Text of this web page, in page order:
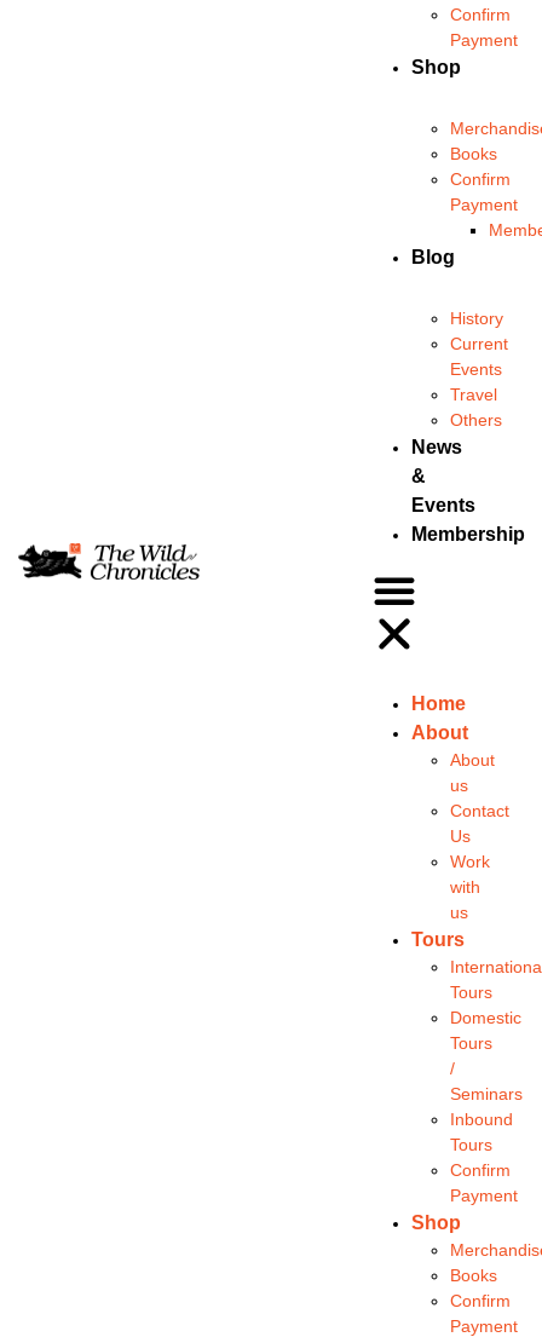
Confirm
Payment
Shop
Books
Confirm
Payment
Blog
History
Current
Events
Travel
Others
News
&
Events
Membership
Home
About
About
us
Contact
Us
Work
with
us
Tours
Tours
Domestic
Tours
/
Seminars
Inbound
Tours
Confirm
Payment
Shop
Books
Confirm
Payment